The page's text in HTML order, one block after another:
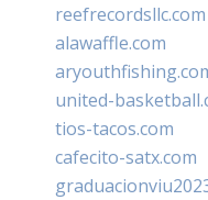
reefrecordsllc.com
alawaffle.com
united-
tios-tacos.com
cafecito-satx.com